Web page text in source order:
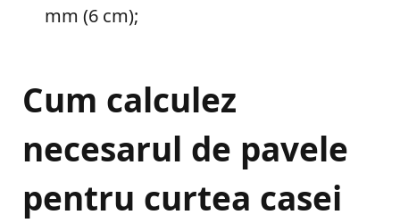
mm (6 cm);
Cum calculez
necesarul de pavele
pentru curtea casei